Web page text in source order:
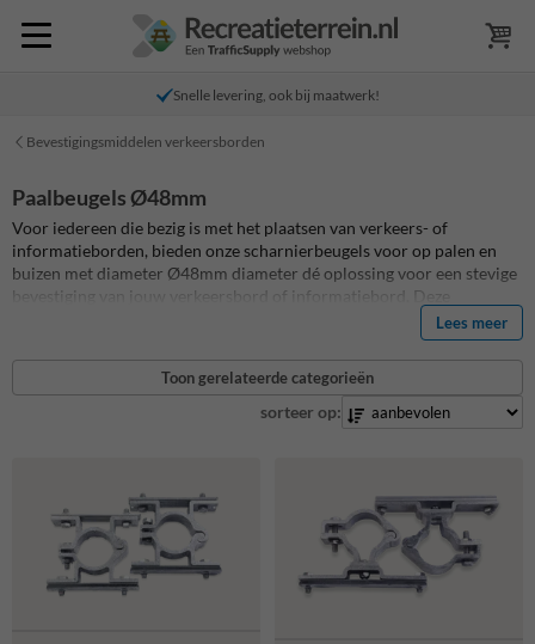
Snelle levering, ook bij maatwerk!
Bevestigingsmiddelen verkeersborden
Paalbeugels Ø48mm
Voor iedereen die bezig is met het plaatsen van verkeers- of
informatieborden, bieden onze scharnierbeugels voor op palen en
buizen met diameter Ø48mm diameter dé oplossing voor een stevige
bevestiging van jouw verkeersbord of informatiebord. Deze
scharnierbeugels en robuuste verzinkt stalen klemplaten, is specifiek
ontworpen voor een solide montage van verkeersborden met een
dubbel omgezette rand. Naast de standaard verkeersbordbeugel set
48mm hebben we ook een anti-diefstal variant, dubbelzijdige variant
Lees meer
Toon gerelateerde categorieën
sorteer op: